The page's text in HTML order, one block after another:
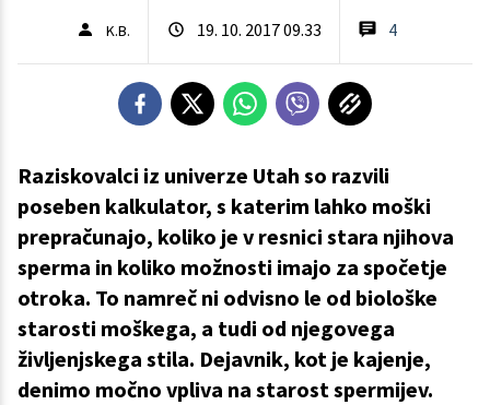
K.B. 19. 10. 2017 09.33 4
Raziskovalci iz univerze Utah so razvili
poseben kalkulator, s katerim lahko moški
prepračunajo, koliko je v resnici stara njihova
sperma in koliko možnosti imajo za spočetje
otroka. To namreč ni odvisno le od biološke
starosti moškega, a tudi od njegovega
življenjskega stila. Dejavnik, kot je kajenje,
denimo močno vpliva na starost spermijev.